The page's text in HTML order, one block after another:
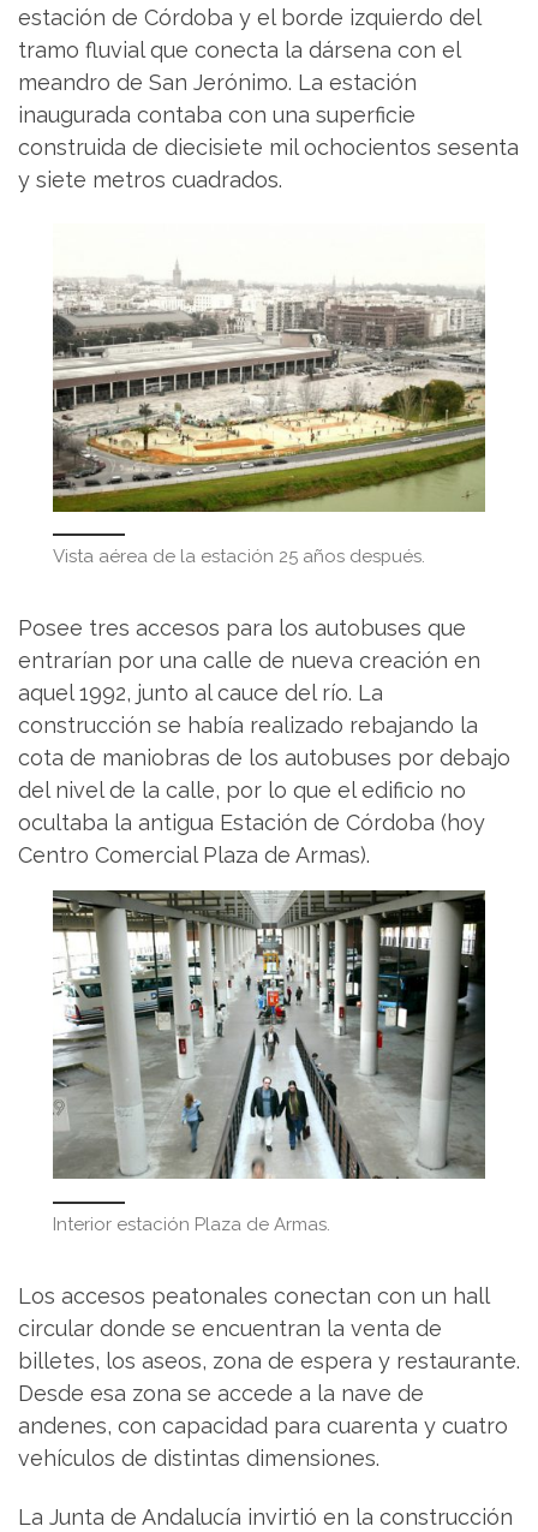
estación de Córdoba y el borde izquierdo del
tramo fluvial que conecta la dársena con el
meandro de San Jerónimo. La estación
inaugurada contaba con una superficie
construida de diecisiete mil ochocientos sesenta
y siete metros cuadrados.
Vista aérea de la estación 25 años después.
Posee tres accesos para los autobuses que
entrarían por una calle de nueva creación en
aquel 1992, junto al cauce del río. La
construcción se había realizado rebajando la
cota de maniobras de los autobuses por debajo
del nivel de la calle, por lo que el edificio no
ocultaba la antigua Estación de Córdoba (hoy
Centro Comercial Plaza de Armas).
Interior estación Plaza de Armas.
Los accesos peatonales conectan con un hall
circular donde se encuentran la venta de
billetes, los aseos, zona de espera y restaurante.
Desde esa zona se accede a la nave de
andenes, con capacidad para cuarenta y cuatro
vehículos de distintas dimensiones.
La Junta de Andalucía invirtió en la construcción